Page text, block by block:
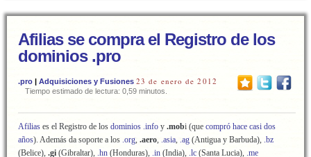
Afilias se compra el Registro de los
dominios .pro
.pro | Adquisiciones y Fusiones 23 de enero de 2012
Tiempo estimado de lectura: 0,59 minutos.
Afilias es el Registro de los dominios .info y .mobi (que compró hace casi dos
años). Además da soporte a los .org, .aero, .asia, .ag (Antigua y Barbuda), .bz
(Belice), .gi (Gibraltar), .hn (Honduras), .in (India), .lc (Santa Lucia), .me